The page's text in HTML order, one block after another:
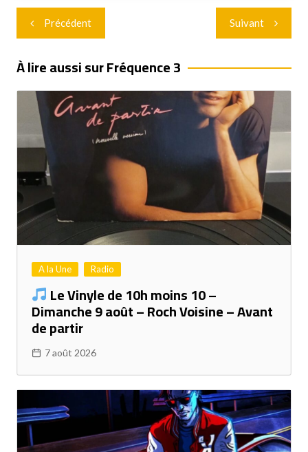
Navigation
de
l’article
Précédent Suivant
À lire aussi sur Fréquence 3
A la Une Radio
Le Vinyle de 10h moins 10 –
Dimanche 9 août – Roch Voisine – Avant
de partir
7 août 2026